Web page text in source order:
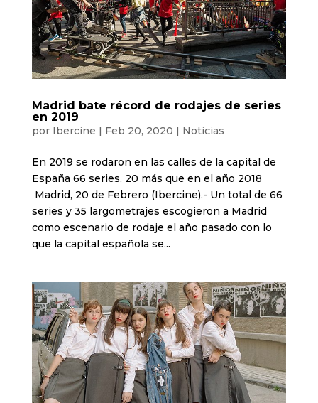
Madrid bate récord de rodajes de series
en 2019
por Ibercine | Feb 20, 2020 | Noticias
En 2019 se rodaron en las calles de la capital de
España 66 series, 20 más que en el año 2018
Madrid, 20 de Febrero (Ibercine).- Un total de 66
series y 35 largometrajes escogieron a Madrid
como escenario de rodaje el año pasado con lo
que la capital española se...